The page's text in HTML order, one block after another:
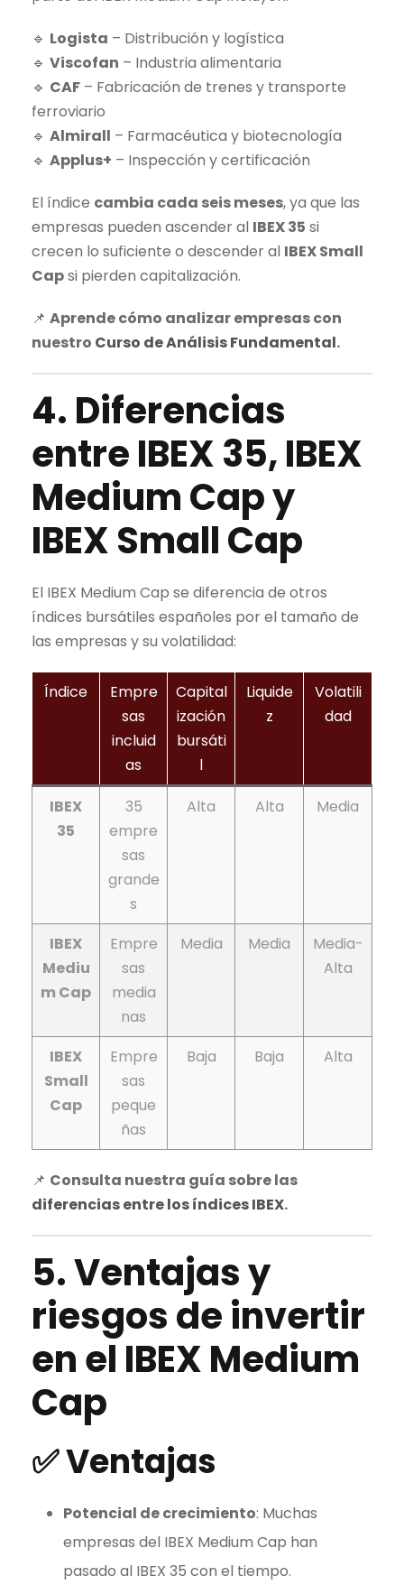
🔹 Logista – Distribución y logística
🔹 Viscofan – Industria alimentaria
🔹 CAF – Fabricación de trenes y transporte
ferroviario
🔹 Almirall – Farmacéutica y biotecnología
🔹 Applus+ – Inspección y certificación
El índice cambia cada seis meses, ya que las
empresas pueden ascender al IBEX 35 si
crecen lo suficiente o descender al IBEX Small
Capsi pierden capitalización.
📌 Aprende cómo analizar empresas con
nuestro Curso de Análisis Fundamental.
4. Diferencias
entre IBEX 35,IBEX
Medium Capy
IBEX Small Cap
El IBEX Medium Cap se diferencia de otros
índices bursátiles españoles por el tamaño de
las empresas y su volatilidad:
Índice
Empre
sas
incluid
as
Capital
ización
bursáti
l
Liquide
z
Volatili
dad
IBEX
35
35
empre
sas
grande
s
Alta Alta Media
IBEX
Mediu
m Cap
Empre
sas
media
nas
Media Media
Media-
Alta
IBEX
Small
Cap
Empre
sas
peque
ñas
Baja Baja Alta
📌 Consulta nuestra guía sobre las
diferencias entre los índices IBEX.
5. Ventajas y
riesgos de invertir
en el IBEX Medium
Cap
✅Ventajas
Potencial de crecimiento: Muchas
empresas del IBEX Medium Cap han
pasado al IBEX 35 con el tiempo.